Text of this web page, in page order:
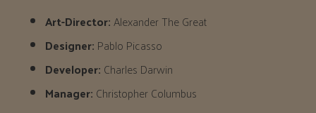
Art-Director:Alexander The Great
Designer: Pablo Picasso
Developer: Charles Darwin
Manager: Christopher Columbus